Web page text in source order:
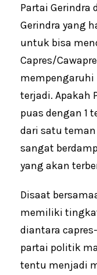
Partai Gerindra
Gerindra yang
untuk bisa
Capres/
mempengaruhi
terjadi. Apakah
puas dengan 1
dari satu
sangat
yang akan
Disaat
memiliki
diantara
partai politik
tentu menjadi